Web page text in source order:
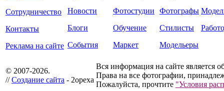
Сотрудничество
Контакты
Реклама на сайте
Новости
Блоги
События
Фотостудии
Обучение
Маркет
Фотографы
Стилисты
Модельеры
© 2007-2026.
//Создание сайта - 2opexa
Вся информация на сайте является
Права на все фотографии,
Пожалуйста, прочтите "Условия